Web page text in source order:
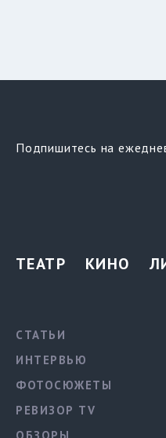
Подпишитесь на
ТЕАТР КИНО
СТАТЬИ
ИНТЕРВЬЮ
ФОТОСЮЖЕТЫ
РЕВИЗОР TV